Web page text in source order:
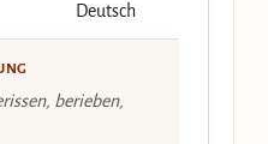
Deutsch
berieben,